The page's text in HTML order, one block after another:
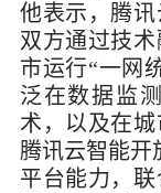
他表示，腾讯
双方通过技
市运行“一网
泛在数据监
术，以及在
腾讯云智能开
平台能力，